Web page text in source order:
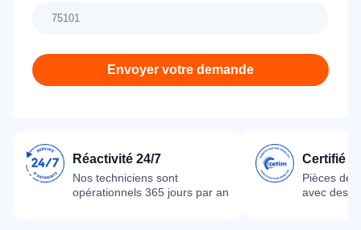
Envoyer votre demande
Réactivité 24/7
Nos techniciens sont
opérationnels 365 jours par an
Certifié
Pièces
avec des